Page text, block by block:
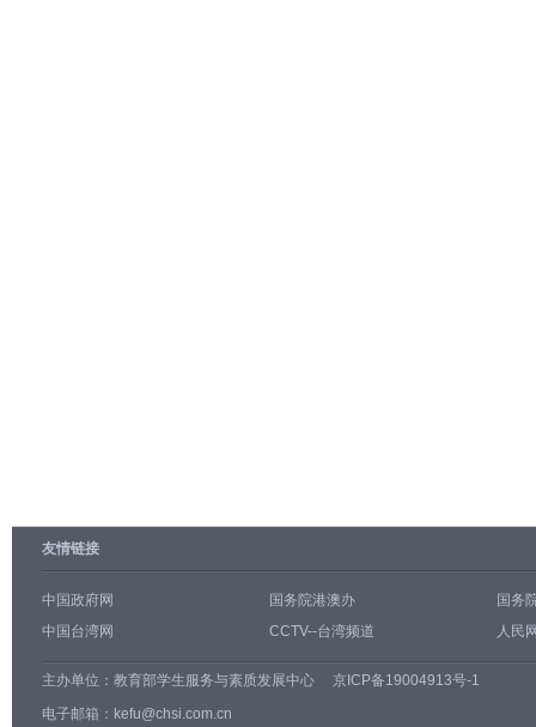
友情链接
中国政府网 国务院港澳办
国务
中国台湾网
CCTV--台湾频道 人民
主办单位： 教育部学生服务与素质发展中心
京ICP备19004913号-1
电子邮箱：kefu@chsi.com.cn